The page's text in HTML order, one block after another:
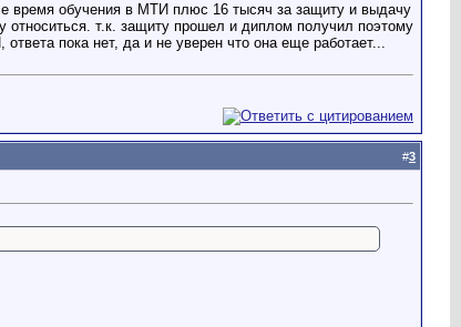
время обучения в МТИ плюс 16 тысяч за защиту и выдачу
т.к. защиту прошел и диплом получил поэтому
пока нет, да и не уверен что она еще работает...
#3